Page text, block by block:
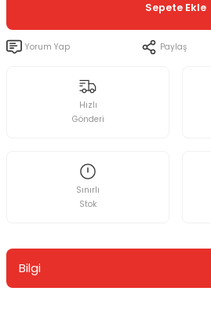
Sepete Ekle
Yorum Yap Paylaş
Hızlı
Gönderi
Sınırlı
Stok
Bilgi